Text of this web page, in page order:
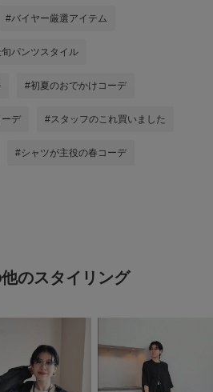
#バイヤー厳選アイテム
パンツスタイル
#初夏のおでかけコーデ
デ #スタッフのこれ買いました
#シャツが主役の春コーデ
のスタイリング